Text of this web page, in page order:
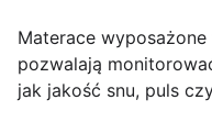
Materace
pozwalają
jak jakość snu, puls